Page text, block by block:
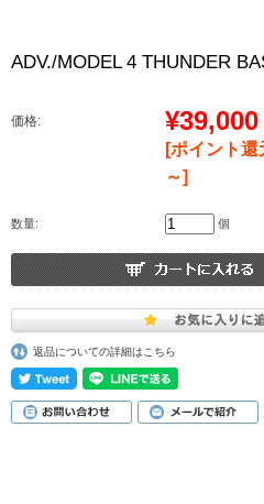
ADV./MODEL 4 THUNDER
価格: ¥39,000
[ポイント還
～]
数量: 個
返品についての詳細はこちら